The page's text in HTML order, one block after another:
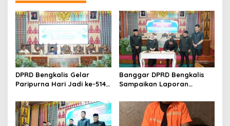
a
s
i
p
o
s
DPRD Bengkalis Gelar
Paripurna Hari Jadi ke-514
Semangat Membangun
Negeri Junjungan.
Banggar DPRD Bengkalis
Sampaikan Laporan
Pertanggungjawaban
Pelaksanaan APBD Tahun
Anggaran 2025